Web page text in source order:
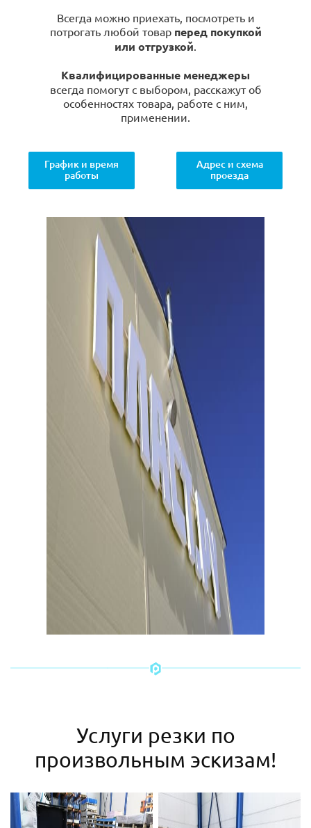
Всегда можно приехать, посмотреть и
потрогать любой товар перед покупкой
или отгрузкой.
Квалифицированные менеджеры
всегда помогут с выбором, расскажут об
особенностях товара, работе с ним,
применении.
График и время
работы
Адрес и схема
проезда
Услуги резки по
произвольным эскизам!